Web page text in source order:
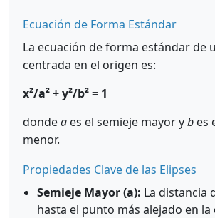
Ecuación de Forma Estándar
La ecuación de forma estándar de
centrada en el origen es:
x²/a² + y²/b² = 1
dondea es el semieje mayor yb es
menor.
Propiedades Clave de las Elipses
Semieje Mayor (a): La distancia
hasta el punto más alejado en la